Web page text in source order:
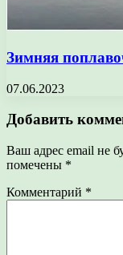
Зимняя
07.06.2023
Добавить
Ваш адрес email не
помечены *
Комментарий *